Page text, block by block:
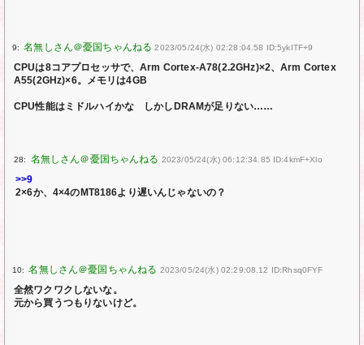
9: 2023/05/24(水) 02:28:04.58 ID:5ykITF+9
CPUは8コアプロセッサで、Arm Cortex-A78(2.2GHz)×2、Arm Cortex
A55(2GHz)×6。メモリは4GB
CPU性能はミドルハイかな しかしDRAMが足りない……
28: 2023/05/24(水) 06:12:34.85 ID:4kmF+Xlo
>>9
2×6か、4×4のMT8186より遅いんじゃないの？
10: 2023/05/24(水) 02:29:08.12 ID:Rhsq0FYF
全然ワクワクしないな。
元から買うつもりないけど。